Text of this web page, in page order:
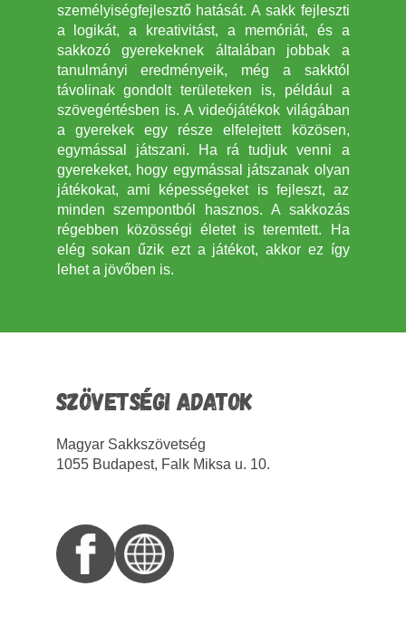
személyiségfejlesztő hatását. A sakk fejleszti
a logikát, a kreativitást, a memóriát, és a
sakkozó gyerekeknek általában jobbak a
tanulmányi eredményeik, még a sakktól
távolinak gondolt területeken is, például a
szövegértésben is. A videójátékok világában
a gyerekek egy része elfelejtett közösen,
egymással játszani. Ha rá tudjuk venni a
gyerekeket, hogy egymással játszanak olyan
játékokat, ami képességeket is fejleszt, az
minden szempontból hasznos. A sakkozás
régebben közösségi életet is teremtett. Ha
elég sokan űzik ezt a játékot, akkor ez így
lehet a jövőben is.
SZÖVETSÉGI ADATOK
Magyar Sakkszövetség
1055 Budapest, Falk Miksa u. 10.